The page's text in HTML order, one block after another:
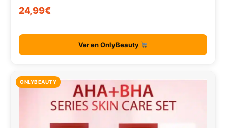
24,99€
Ver en OnlyBeauty
ONLYBEAUTY